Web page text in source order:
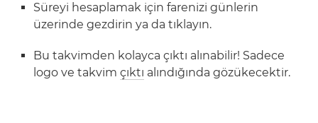
Süreyi hesaplamak için farenizi günlerin
üzerinde gezdirin ya da tıklayın.
Bu takvimden kolayca çıktı alınabilir! Sadece
logo ve takvimçıktı alındığında gözükecektir.